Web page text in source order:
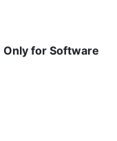
Only for Software